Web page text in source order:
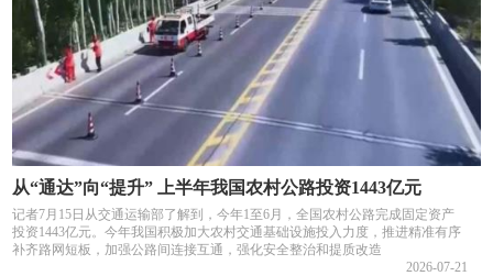
从“通达”向“提升” 上半年我国农村公路投资1443亿元
记者7月15日从交通运输部了解到，今年1至6月，全国农村公路完成固定资产
投资1443亿元。今年我国积极加大农村交通基础设施投入力度，推进精准有序
补齐路网短板，加强公路间连接互通，强化安全整治和提质改造
2026-07-21